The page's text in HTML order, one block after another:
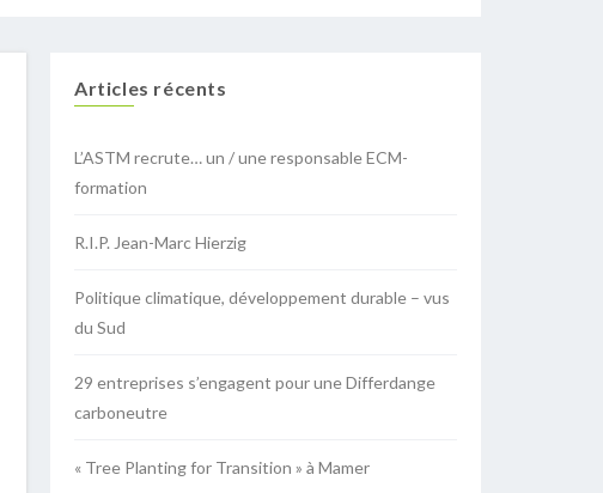
Articles récents
L’ASTM recrute… un / une responsable ECM-
formation
R.I.P. Jean-Marc Hierzig
Politique climatique, développement durable – vus
du Sud
29 entreprises s’engagent pour une Differdange
carboneutre
« Tree Planting for Transition » à Mamer